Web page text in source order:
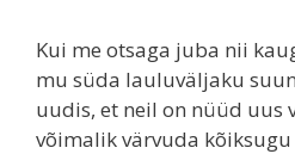
Kui me otsaga juba nii
mu süda lauluväljaku
uudis, et neil on nüüd uus
võimalik värvuda kõiksugu